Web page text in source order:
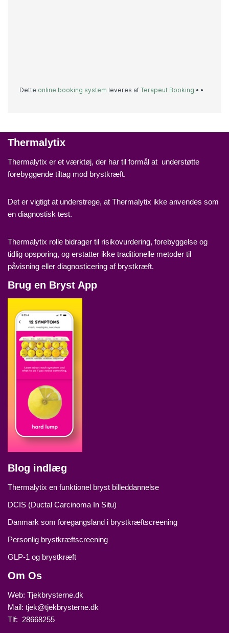
Thermalytix
Thermalytix er et værktøj, der har til formål at understøtte
forebyggende tiltag mod brystkræft.
Det er vigtigt at understrege, at Thermalytix ikke anvendes som
en diagnostisk test.
Thermalytix rolle bidrager til risikovurdering, forebyggelse og
tidlig opsporing, og erstatter ikke traditionelle metoder til
påvisning eller diagnosticering af brystkræft.
Brug en Bryst App
Blog indlæg
Thermalytix en funktionel bryst billeddannelse
DCIS (Ductal Carcinoma In Situ)
Danmark som foregangsland i brystkræftscreening
Personlig brystkræftscreening
GLP‑1 og brystkræft
Om Os
Web: Tjekbrysterne.dk
Mail: tjek@tjekbrysterne.dk
Tlf: 28668255